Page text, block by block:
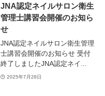
JNA認定ネイルサロン衛生
管理士講習会開催のお知ら
せ
JNA認定ネイルサロン衛生管理
士講習会開催のお知らせ 受付
終了しましたJNA認定ネイ...
2025年7月28日